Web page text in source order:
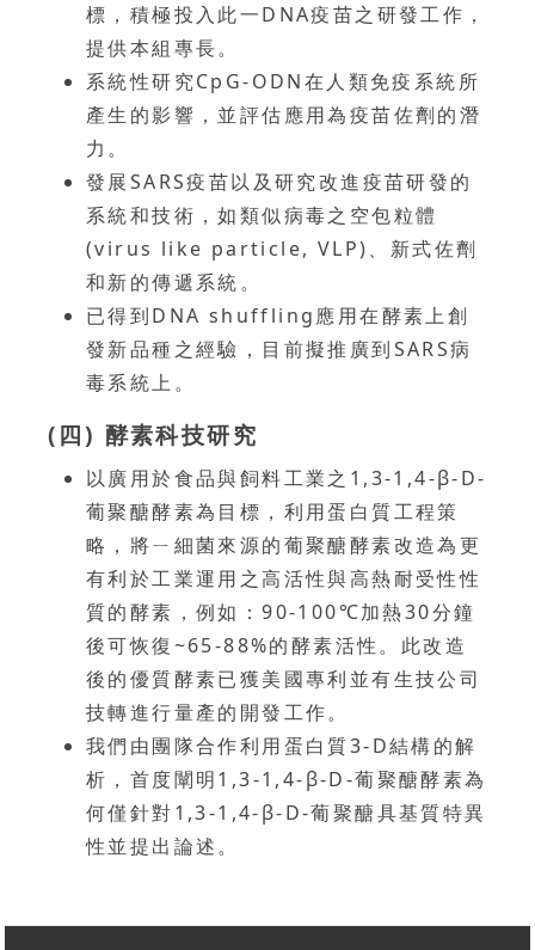
標，積極投入此一DNA疫苗之研發工作，
提供本組專長。
系統性研究CpG-ODN在人類免疫系統所
產生的影響，並評估應用為疫苗佐劑的潛
力。
發展SARS疫苗以及研究改進疫苗研發的
系統和技術，如類似病毒之空包粒體
(virus like particle, VLP)、新式佐劑
和新的傳遞系統。
已得到DNA shuffling應用在酵素上創
發新品種之經驗，目前擬推廣到SARS病
毒系統上。
(四) 酵素科技研究
以廣用於食品與飼料工業之1,3-1,4-β-D-
葡聚醣酵素為目標，利用蛋白質工程策
略，將ㄧ細菌來源的葡聚醣酵素改造為更
有利於工業運用之高活性與高熱耐受性性
質的酵素，例如：90-100℃加熱30分鐘
後可恢復~65-88%的酵素活性。此改造
後的優質酵素已獲美國專利並有生技公司
技轉進行量產的開發工作。
我們由團隊合作利用蛋白質3-D結構的解
析，首度闡明1,3-1,4-β-D-葡聚醣酵素為
何僅針對1,3-1,4-β-D-葡聚醣具基質特異
性並提出論述。